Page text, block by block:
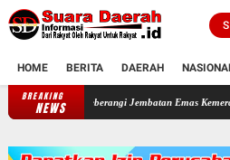
HOME BERITA DAERAH
BREAKING
NEWS Bupati Sragen Ajak Warga